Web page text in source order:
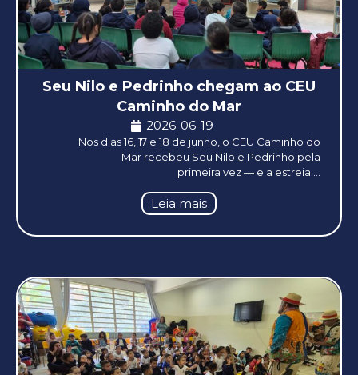
Seu Nilo e Pedrinho chegam ao CEU
Caminho do Mar
2026-06-19
Nos dias 16, 17 e 18 de junho, o CEU Caminho do
Mar recebeu Seu Nilo e Pedrinho pela
primeira vez — e a estreia ...
Leia mais